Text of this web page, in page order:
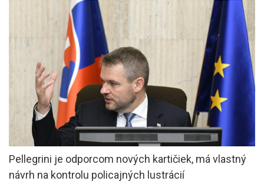
Pellegrini je odporcom nových kartičiek, má vlastný
návrh na kontrolu policajných lustrácií